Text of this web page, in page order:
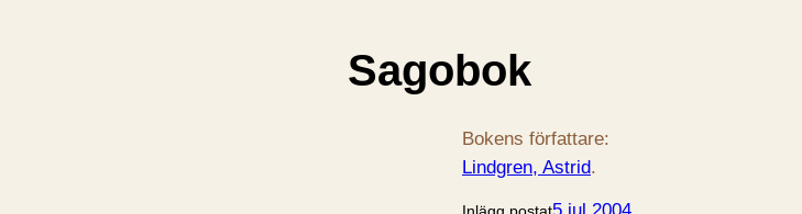
Sagobok
Bokens författare:
Lindgren, Astrid.
Inlägg postat5 jul 2004